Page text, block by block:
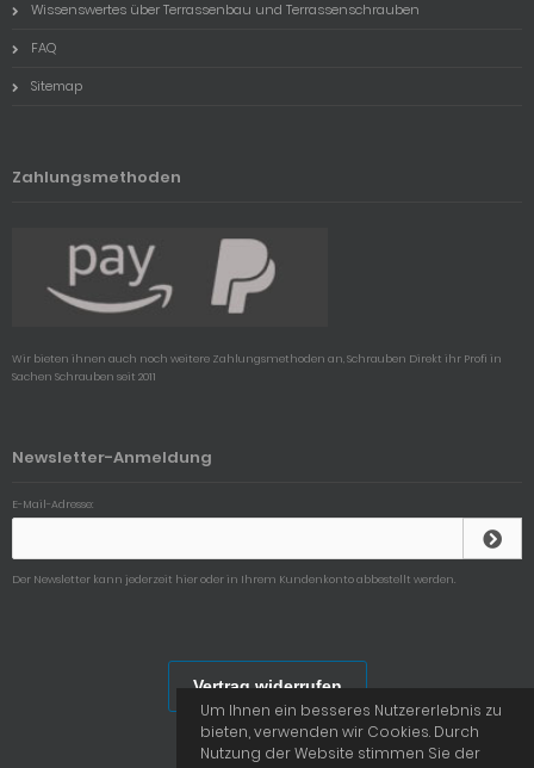
Wissenswertes über Terrassenbau und Terrassenschrauben
FAQ
Sitemap
Zahlungsmethoden
Wir bieten ihnen auch noch weitere Zahlungsmethoden an, Schrauben Direkt ihr Profi in
Sachen Schrauben seit 2011
Newsletter-Anmeldung
E-Mail-Adresse:
Der Newsletter kann jederzeit hier oder in Ihrem Kundenkonto abbestellt werden.
Vertrag widerrufen
Um Ihnen ein besseres Nutzererlebnis zu
bieten, verwenden wir Cookies. Durch
Nutzung der Website stimmen Sie der